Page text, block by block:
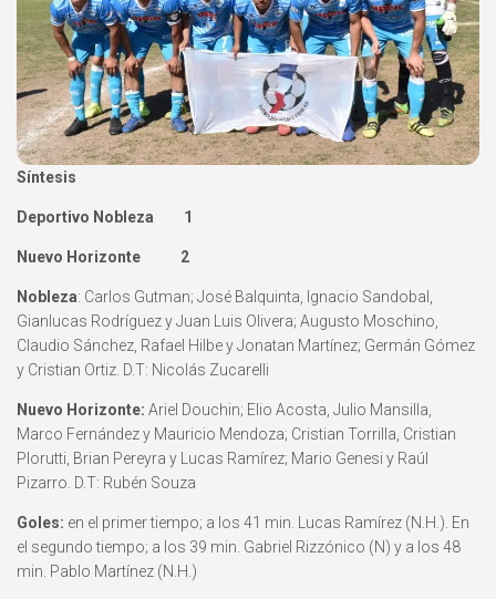
Síntesis
Deportivo Nobleza 1
Nuevo Horizonte 2
Nobleza: Carlos Gutman; José Balquinta, Ignacio Sandobal,
Gianlucas Rodríguez y Juan Luis Olivera; Augusto Moschino,
Claudio Sánchez, Rafael Hilbe y Jonatan Martínez; Germán Gómez
y Cristian Ortiz. D.T: Nicolás Zucarelli
Nuevo Horizonte: Ariel Douchin; Elio Acosta, Julio Mansilla,
Marco Fernández y Mauricio Mendoza; Cristian Torrilla, Cristian
Plorutti, Brian Pereyra y Lucas Ramírez; Mario Genesi y Raúl
Pizarro. D.T: Rubén Souza
Goles: en el primer tiempo; a los 41 min. Lucas Ramírez (N.H.). En
el segundo tiempo; a los 39 min. Gabriel Rizzónico (N) y a los 48
min. Pablo Martínez (N.H.)